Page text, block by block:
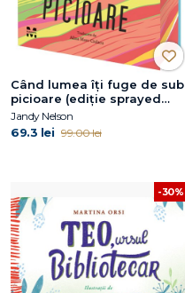
Când lumea îți fuge de sub
picioare (ediție sprayed
edges)
Jandy Nelson
69.3 lei 99.00 lei
-30%